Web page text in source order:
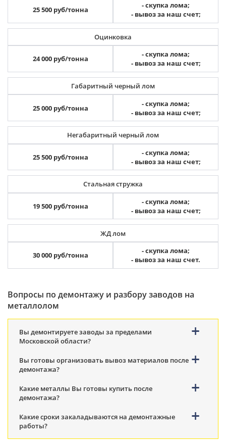
25 500 руб/тонна
- скупка лома;
- вывоз за наш счет;
Оцинковка
24 000 руб/тонна
- скупка лома;
- вывоз за наш счет;
Габаритный черный лом
25 000 руб/тонна
- скупка лома;
- вывоз за наш счет;
Негабаритный черный лом
25 500 руб/тонна
- скупка лома;
- вывоз за наш счет;
Стальная стружка
19 500 руб/тонна
- скупка лома;
- вывоз за наш счет;
ЖД лом
30 000 руб/тонна
- скупка лома;
- вывоз за наш счет.
Вопросы по демонтажу и разбору заводов на
металлолом
Вы демонтируете заводы за пределами
Московской области?
Вы готовы организовать вывоз материалов после
демонтажа?
Какие металлы Вы готовы купить после
демонтажа?
Какие сроки закаладываются на демонтажные
работы?